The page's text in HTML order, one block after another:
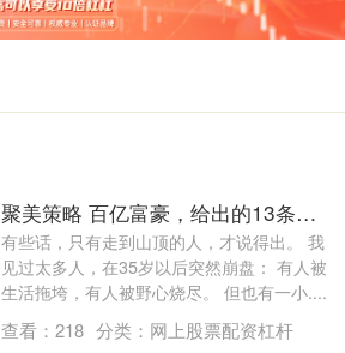
聚美策略 百亿富豪，给出的13条顶级财富建议，字字千金
有些话，只有走到山顶的人，才说得出。 我
见过太多人，在35岁以后突然崩盘： 有人被
生活拖垮，有人被野心烧尽。 但也有一小....
查看： 218 分类： 网上股票配资杠杆